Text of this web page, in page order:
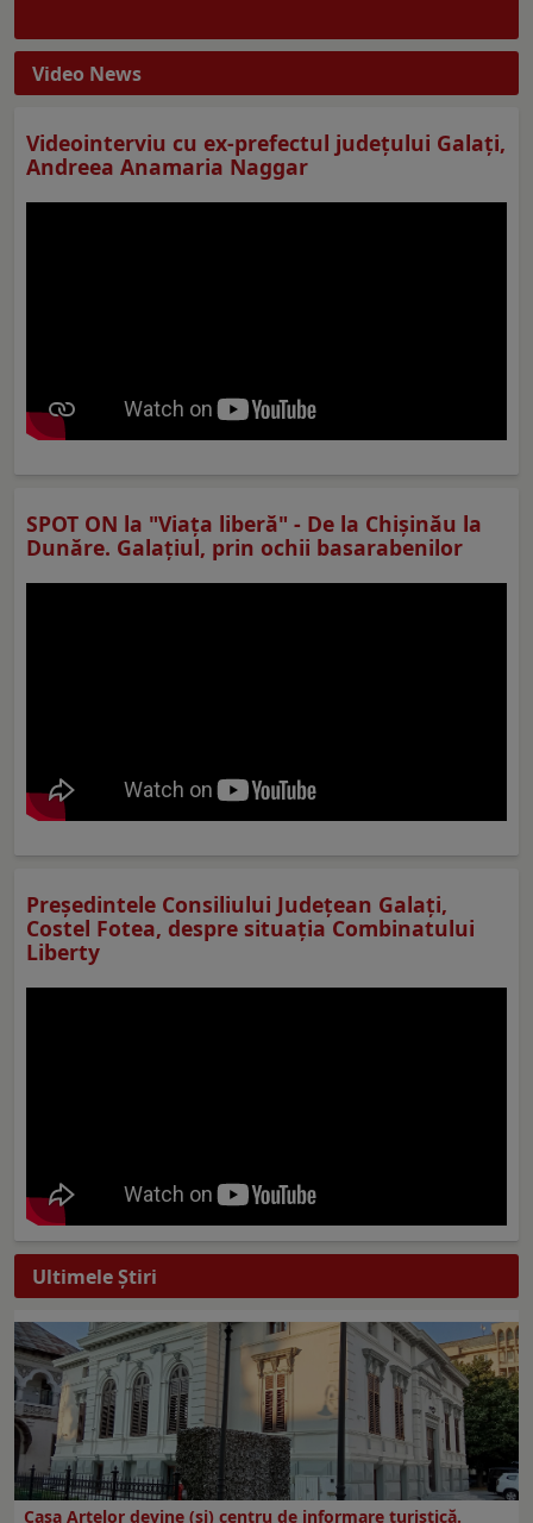
Video News
Videointerviu cu ex-prefectul judeţului Galaţi,
Andreea Anamaria Naggar
SPOT ON la "Viaţa liberă" - De la Chișinău la
Dunăre. Galațiul, prin ochii basarabenilor
Preşedintele Consiliului Judeţean Galaţi,
Costel Fotea, despre situaţia Combinatului
Liberty
Ultimele Ştiri
Casa Artelor devine (şi) centru de informare turistică.